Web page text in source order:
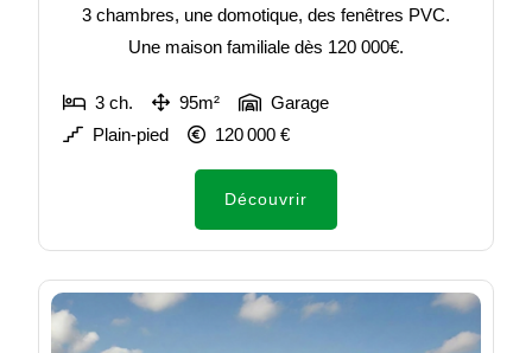
3 chambres, une domotique, des fenêtres PVC.
Une maison familiale dès 120 000€.
3 ch. 95m²
Garage
Plain-pied
120 000 €
Découvrir